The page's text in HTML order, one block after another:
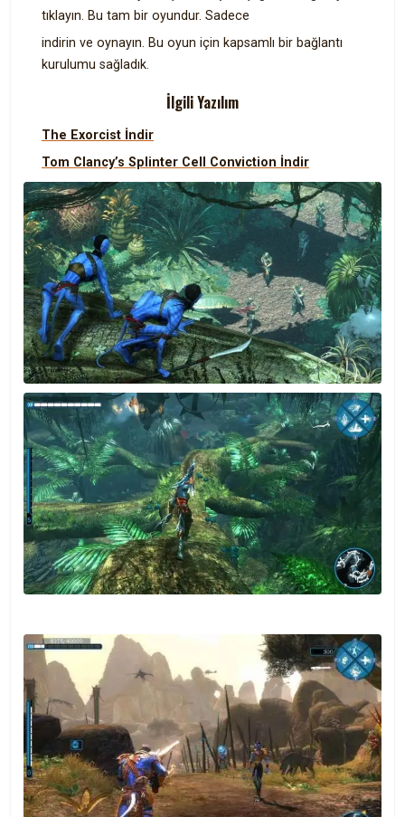
tıklayın. Bu tam bir oyundur. Sadece
indirin ve oynayın. Bu oyun için kapsamlı bir bağlantı
kurulumu sağladık.
İlgili Yazılım
The Exorcist İndir
Tom Clancy’s Splinter Cell Conviction İndir